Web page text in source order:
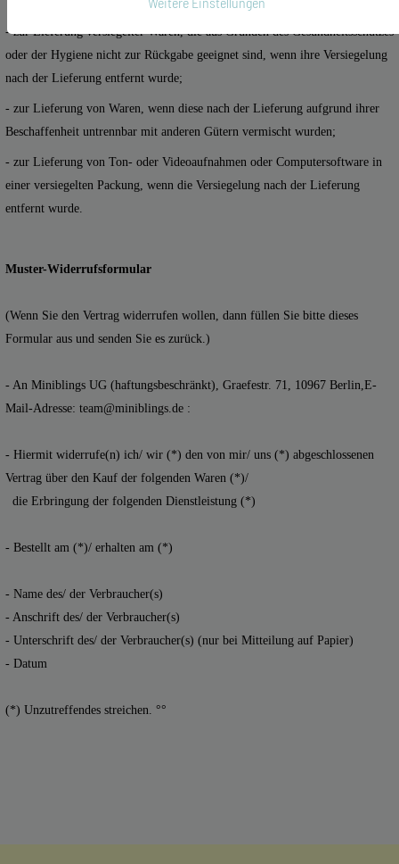
- zur Lieferung versiegelter Waren, die aus Gründen des Gesundheitsschutzes
oder der Hygiene nicht zur Rückgabe geeignet sind, wenn ihre Versiegelung
nach der Lieferung entfernt wurde;
- zur Lieferung von Waren, wenn diese nach der Lieferung aufgrund ihrer
Beschaffenheit untrennbar mit anderen Gütern vermischt wurden;
- zur Lieferung von Ton- oder Videoaufnahmen oder Computersoftware in
einer versiegelten Packung, wenn die Versiegelung nach der Lieferung
entfernt wurde.
Muster-Widerrufsformular
(Wenn Sie den Vertrag widerrufen wollen, dann füllen Sie bitte dieses
Formular aus und senden Sie es zurück.)
- An Miniblings UG (haftungsbeschränkt), Graefestr. 71, 10967 Berlin,E-
Mail-Adresse: team@miniblings.de :
- Hiermit widerrufe(n) ich/ wir (*) den von mir/ uns (*) abgeschlossenen
Vertrag über den Kauf der folgenden Waren (*)/
die Erbringung der folgenden Dienstleistung (*)
- Bestellt am (*)/ erhalten am (*)
- Name des/ der Verbraucher(s)
- Anschrift des/ der Verbraucher(s)
- Unterschrift des/ der Verbraucher(s) (nur bei Mitteilung auf Papier)
- Datum
(*) Unzutreffendes streichen. °°